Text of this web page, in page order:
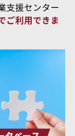
支援センター
ご利用できま